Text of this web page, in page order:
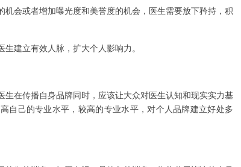
会或者增加曝光度和美誉度的机会，医生需要放下矜持，积
建立有效人脉，扩大个人影响力。
在传播自身品牌同时，应该让大众对医生认知和现实实力基
自己的专业水平，较高的专业水平，对个人品牌建立好处多